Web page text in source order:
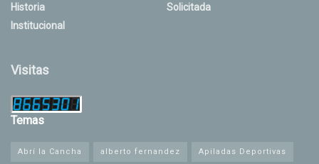
Historia
Institucional
Solicitada
Visitas
Temas
Abrí la Cancha alberto fernandez Apiladas Deportivas